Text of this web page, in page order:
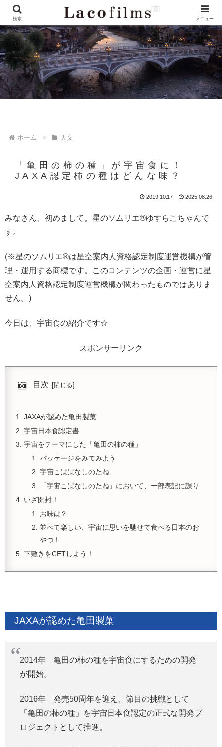
ホーム 天文
「亀田の柿の種」が宇宙食に！
JAXA認定柿の種はどんな味？
2019.10.17 2025.08.26
みなさん、初めまして。星のソムリエ®︎ゆすらこちゃんで
す。
(※星のソムリエ®︎は星空案内人資格認定制度運営機構が管
理・運用する商標です。このコンテンツの企画・運営に星
空案内人資格認定制度運営機構が関わったものではありま
せん。)
今日は、宇宙食の紹介です☆
スポンサーリンク
目次
JAXAが認めた亀田製菓
宇宙日本食認定書
宇宙をテーマにした「亀田の柿の種」
パッケージをみてみよう
宇宙こはばなしのたね
「宇宙こばなしのたね」において、一部表記に誤り
いざ開封！
お味は？
並べて楽しい、宇宙に思いを馳せて食べる日本のお
やつ！
下敷きをGETしよう！
JAXAが認めた亀田製菓
2014年 亀田の柿の種を宇宙食にするための開発
が開始。
2016年 発売50周年を迎え、節目の挑戦として
「亀田の柿の種」を宇宙日本食認定の正式な開発プ
ロジェクトとして推進。
検索 メニュー